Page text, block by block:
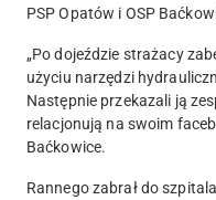
PSP Opatów i OSP
„Po dojeździe strażacy
użyciu narzędzi
Następnie przekazali ją
relacjonują na swoim
Baćkowice.
Rannego zabrał do